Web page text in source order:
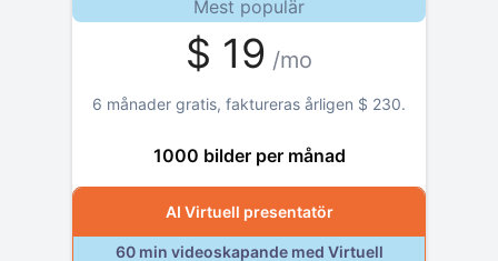
Mest populär
$ 19 /mo
6 månader gratis, faktureras årligen $ 230.
1000 bilder per månad
AI Virtuell presentatör
60 min videoskapande med Virtuell